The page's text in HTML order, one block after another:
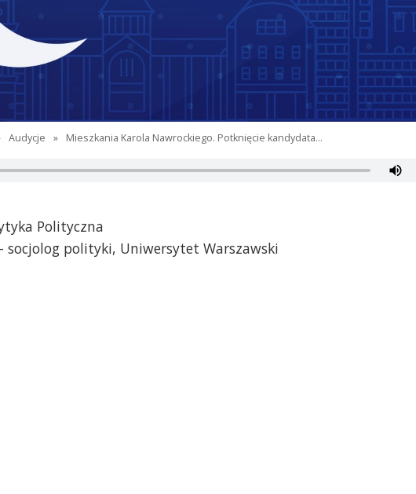
Audycje » Mieszkania Karola Nawrockiego. Potknięcie kandydata…
Polityczna
- socjolog polityki, Uniwersytet Warszawski